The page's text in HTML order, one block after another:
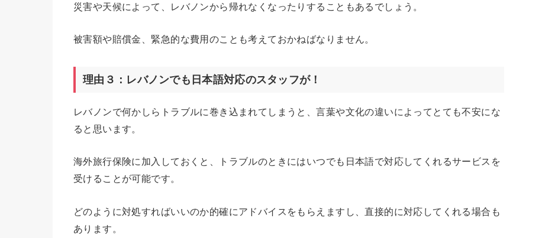
災害や天候によって、レバノンから帰れなくなったりすることもあるでしょう。
被害額や賠償金、緊急的な費用のことも考えておかねばなりません。
理由３：レバノンでも日本語対応のスタッフが！
レバノンで何かしらトラブルに巻き込まれてしまうと、言葉や文化の違いによってとても不安にな
ると思います。
海外旅行保険に加入しておくと、トラブルのときにはいつでも日本語で対応してくれるサービスを
受けることが可能です。
どのように対処すればいいのか的確にアドバイスをもらえますし、直接的に対応してくれる場合も
あります。